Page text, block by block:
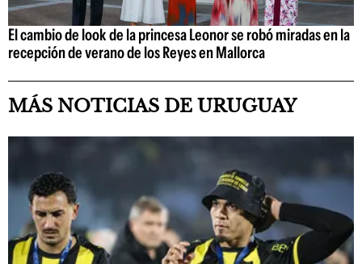
El cambio de look de la princesa Leonor se robó miradas en la
recepción de verano de los Reyes en Mallorca
MÁS NOTICIAS DE URUGUAY